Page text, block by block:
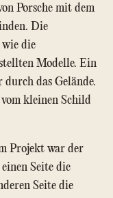
Porsche mit dem
Die
wie die
Modelle. Ein
das Gelände.
kleinen Schild
Projekt war der
Seite die
Seite die